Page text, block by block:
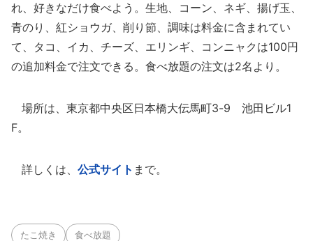
れ、好きなだけ食べよう。生地、コーン、ネギ、揚げ玉、
青のり、紅ショウガ、削り節、調味は料金に含まれてい
て、タコ、イカ、チーズ、エリンギ、コンニャクは100円
の追加料金で注文できる。食べ放題の注文は2名より。
場所は、東京都中央区日本橋大伝馬町3-9 池田ビル1
F。
詳しくは、 公式サイト まで。
たこ焼き 食べ放題